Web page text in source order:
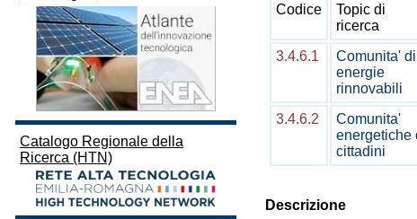
Catalogo Regionale della
Ricerca (HTN)
Codice
Topic di
ricerca
3.4.6.1
Comunita' di
energie
rinnovabili
3.4.6.2
Comunita'
energetiche
cittadini
Descrizione